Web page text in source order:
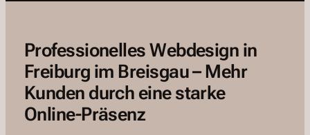
Professionelles Webdesign in
Freiburg im Breisgau – Mehr
Kunden durch eine starke
Online-Präsenz